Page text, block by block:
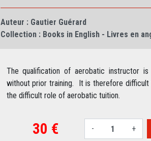
Auteur : Gautier Guérard
Collection : Books in English - Livres en
The qualification of aerobatic instructor
without prior training. It is therefore
the difficult role of aerobatic tuition.
30 € - +